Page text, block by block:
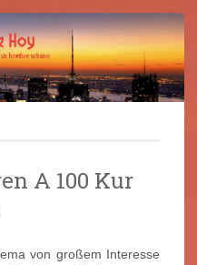
A 100 Kur
von großem Interesse